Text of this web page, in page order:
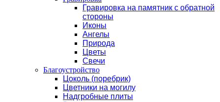
Гравировка на памятник с обратной
стороны
Иконы
Ангелы
Природа
Цветы
Свечи
Благоустройство
Цоколь (поребрик)
Цветники на могилу
Надгробные плиты